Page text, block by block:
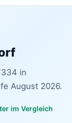
in
August 2026.
im Vergleich